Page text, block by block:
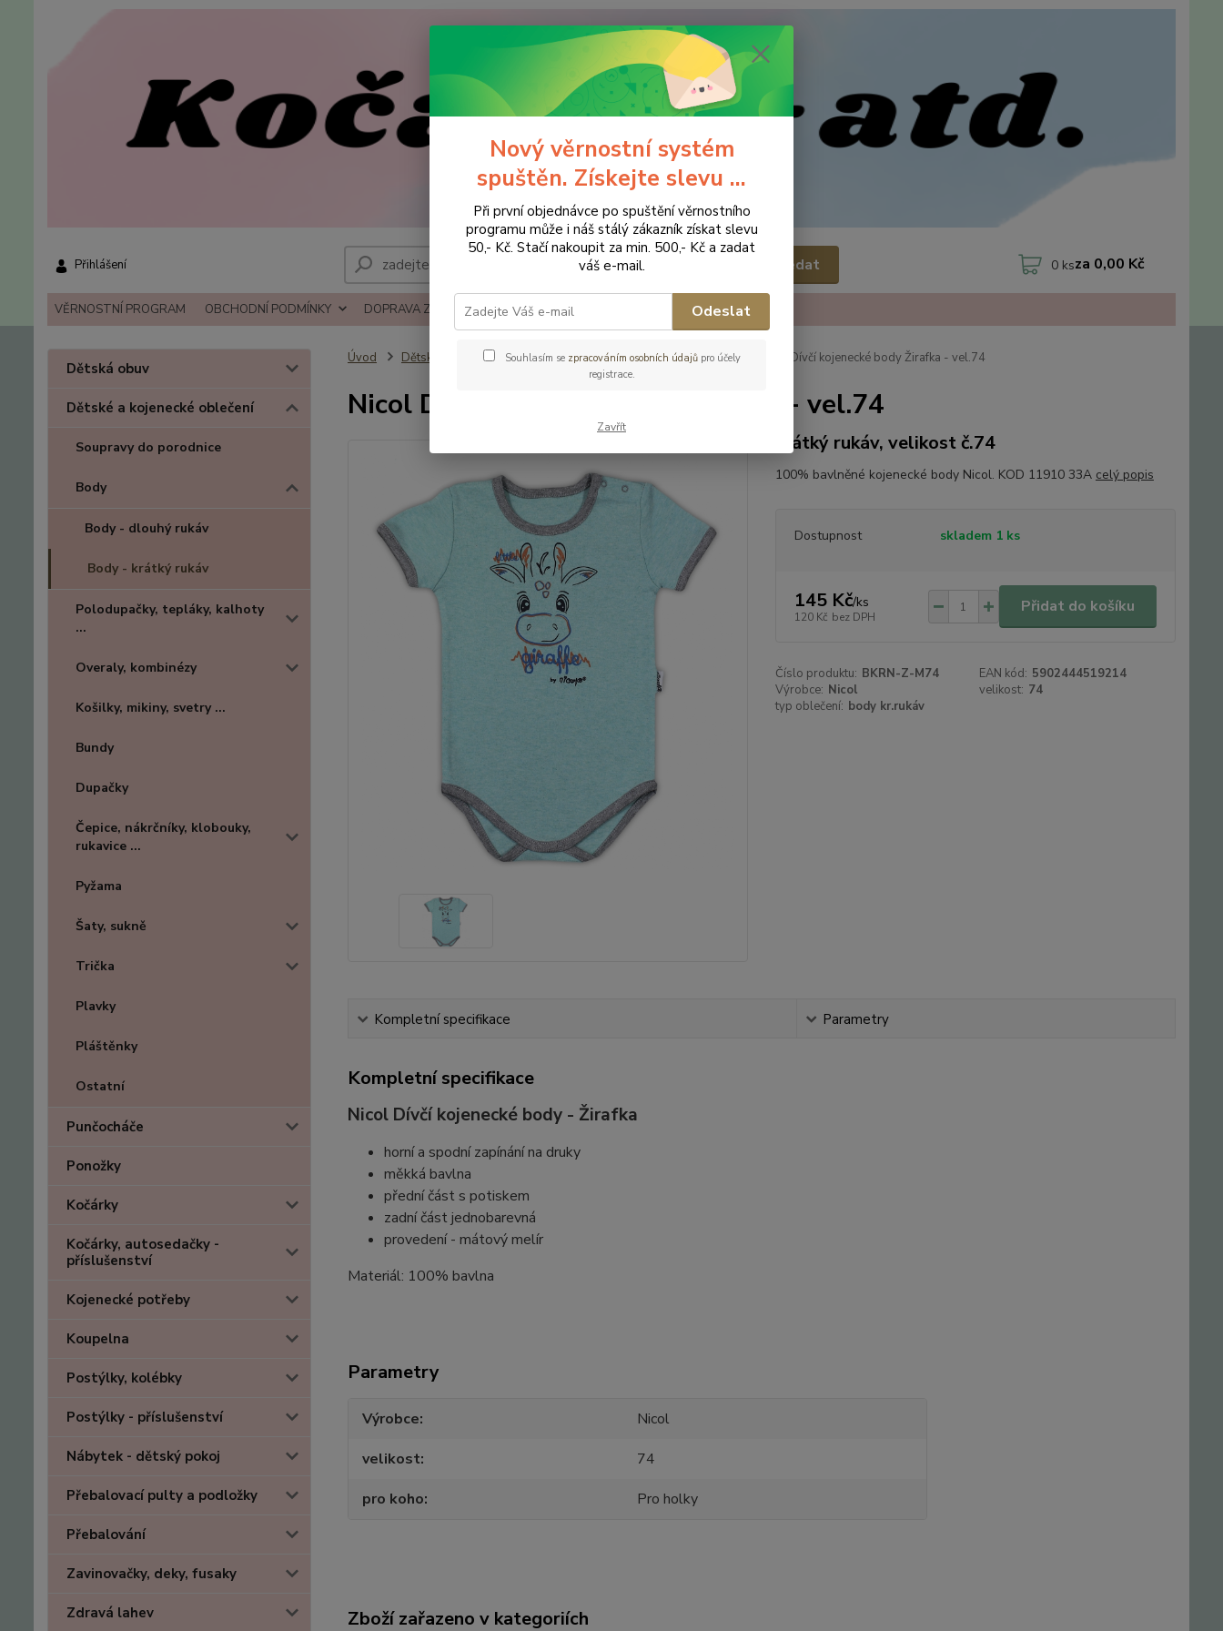
VĚRNOSTNÍ PROGRAM OBCHODNÍ PODMÍNKY DOPRAVA ZBOŽÍ REKLAMACE A VRÁCENÍ ZBOŹÍ KONTAKTY
Přihlášení Hledat 0 ksza 0,00 Kč
Dětská obuv
Dětské a kojenecké oblečení
Soupravy do porodnice
Body
Body - dlouhý rukáv
Body - krátký rukáv
Polodupačky, tepláky, kalhoty
...
Overaly, kombinézy
Košilky, mikiny, svetry ...
Bundy
Dupačky
Čepice, nákrčníky, klobouky,
rukavice ...
Pyžama
Šaty, sukně
Trička
Plavky
Pláštěnky
Ostatní
Punčocháče
Ponožky
Kočárky
Kočárky, autosedačky -
příslušenství
Kojenecké potřeby
Koupelna
Postýlky, kolébky
Postýlky - příslušenství
Nábytek - dětský pokoj
Přebalovací pulty a podložky
Přebalování
Zavinovačky, deky, fusaky
Zdravá lahev
Úvod Dětské a kojenecké oblečení Body Body - krátký rukáv Nicol Dívčí kojenecké body Žirafka - vel.74
Nicol Dívčí kojenecké body Žirafka - vel.74
krátký rukáv, velikost č.74
100% bavlněné kojenecké body Nicol. KOD 11910 33A celý popis
Dostupnost skladem 1 ks
145 Kč/ks
120 Kč bez DPH
Přidat do košíku
Číslo produktu: BKRN-Z-M74 EAN kód: 5902444519214
Výrobce: Nicol velikost: 74
typ oblečení: body kr.rukáv
Kompletní specifikace Parametry
Kompletní specifikace
Nicol Dívčí kojenecké body - Žirafka
horní a spodní zapínání na druky
měkká bavlna
přední část s potiskem
zadní část jednobarevná
provedení - mátový melír
Materiál: 100% bavlna
Parametry
Výrobce
Nicol
velikost
74
pro koho
Pro holky
Zboží zařazeno v kategoriích
Nový věrnostní systém
spuštěn. Získejte slevu ...
Při první objednávce po spuštění věrnostního
programu může i náš stálý zákazník získat slevu
50,- Kč. Stačí nakoupit za min. 500,- Kč a zadat
váš e-mail.
Odeslat
Souhlasím se zpracováním osobních údajůpro účely
registrace.
Zavřít